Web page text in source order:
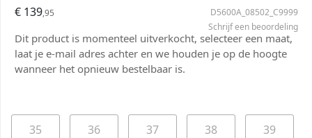
€ 139,95
D5600A_08502_C9999
Schrijf een beoordeling
Dit product is momenteel uitverkocht, selecteer een maat,
laat je e-mail adres achter en we houden je op de hoogte
wanneer het opnieuw bestelbaar is.
35 36 37 38 39